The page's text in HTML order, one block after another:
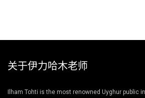
关于伊力哈木老师
Ilham Tohti is the most renowned Uyghur public